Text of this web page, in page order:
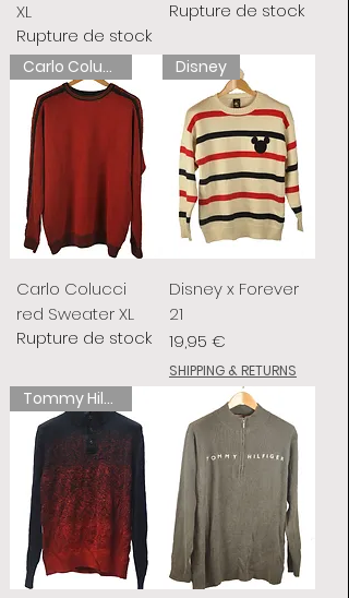
XL
Rupture de stock
Rupture de stock
Carlo Colucci
Carlo Colucci
red Sweater XL
Rupture de stock
Disney
Disney x Forever
21
Prix
19,95 €
SHIPPING & RETURNS
Tommy Hilfiger